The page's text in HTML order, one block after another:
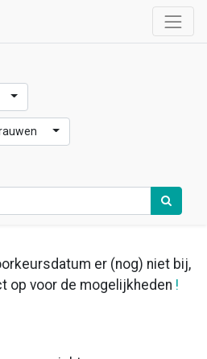
er (nog) niet bij,
op voor de mogelijkheden !